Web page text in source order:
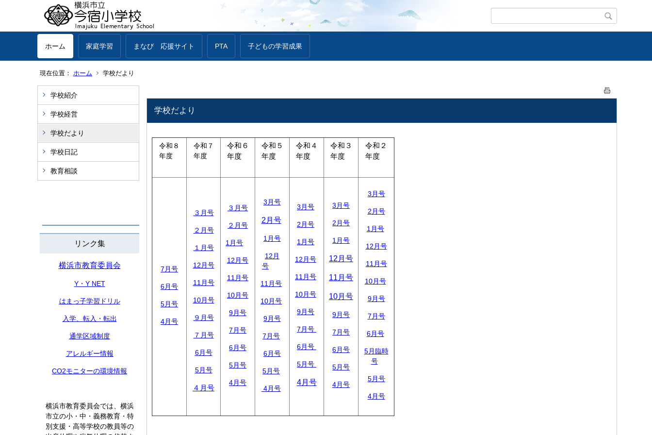
ホーム 家庭学習 まなび 応援サイト PTA 子どもの学習成果
現在位置： ホーム 学校だより
学校紹介
学校経営
学校だより
学校日記
教育相談
リンク集
横浜市教育委員会
Y・Y NET
はまっ子学習ドリル
入学、転入・転出
通学区域制度
アレルギー情報
CO2モニターの環境情報
横浜市教育委員会では、横浜
市立の小・中・義務教育・特
別支援・高等学校の教員等の
学校だより
令和８
年度
令和７
年度
令和６
年度
令和５
年度
令和４
年度
令和３
年度
令和２
年度
7月号
6月号
5月号
4月号
３月号
２月号
１月号
12月号
11月号
10月号
９月号
７月号
6月号
5月号
４月号
３月号
２月号
1月号
12月号
11月号
10月号
9月号
7月号
6月号
5月号
4月号
3月号
2月号
1月号
12月
号
11月号
10月号
9月号
7月号
6月号
5月号
4月号
3月号
2 月号
1月号
12月号
11月号
10月号
9月号
7月号
6月号
5月号
4月号
3月号
2月号
1月号
12月号
11月号
10月号
9月号
7月号
6月号
5月号
4月号
3月号
2月号
1月号
12月号
11月号
10月号
9月号
7月号
6月号
5月臨時
号
5月号
4月号